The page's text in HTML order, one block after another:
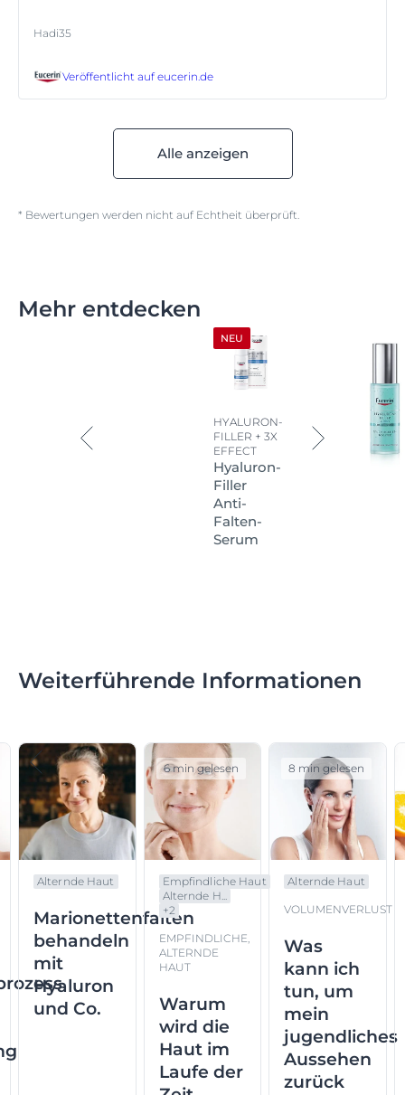
Hadi35
Veröffentlicht auf eucerin.de
Alle anzeigen
* Bewertungen werden nicht auf Echtheit überprüft.
Mehr entdecken
NEU
HYALURON-
FILLER + 3X
EFFECT
Hyaluron-
Filler
Anti-
Falten-
Serum
Weiterführende Informationen
Alternde Haut
Marionettenfalten
behandeln
mit
Hyaluron
und Co.
Empfindliche Haut
Alternde H...
+2
EMPFINDLICHE,
ALTERNDE
HAUT
Warum
wird die
Haut im
Laufe der
6 min gelesen
Alternde Haut
VOLUMENVERLUST
Was
kann ich
tun, um
mein
jugendliches
Aussehen
zurück
8 min gelesen